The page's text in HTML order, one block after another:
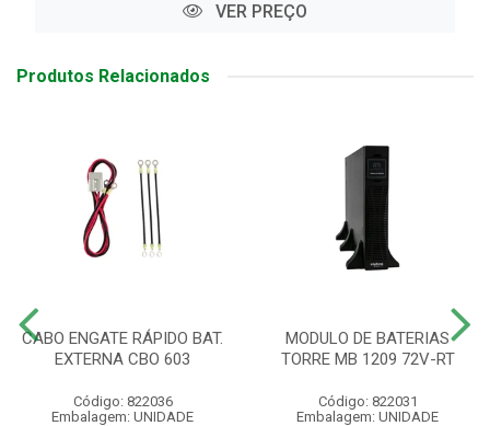
VER PREÇO
Produtos Relacionados
CABO ENGATE RÁPIDO BAT.
EXTERNA CBO 603
Código: 822036
Embalagem: UNIDADE
MODULO DE BATERIAS
TORRE MB 1209 72V-RT
Código: 822031
Embalagem: UNIDADE